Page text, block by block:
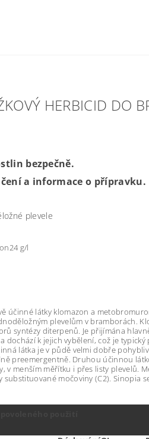
HERBICID DO
bezpečně.
a informace o přípravku.
plevele
g/l
účinné látky klomazon a
plevelům v bramborách.
syntézy diterpenů. Je přijímána
dochází k jejich vybělení, což je
látka je v půdě velmi dobře
preemergentně. Druhou účinnou
v menším měřítku i přes listy plevelů.
močoviny (C2). Sinopia